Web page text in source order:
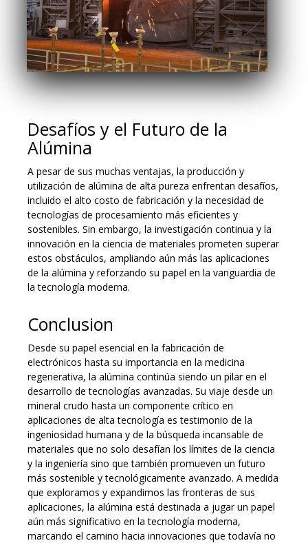
Desafíos y el Futuro de la
Alúmina
A pesar de sus muchas ventajas, la producción y
utilización de alúmina de alta pureza enfrentan desafíos,
incluido el alto costo de fabricación y la necesidad de
tecnologías de procesamiento más eficientes y
sostenibles. Sin embargo, la investigación continua y la
innovación en la ciencia de materiales prometen superar
estos obstáculos, ampliando aún más las aplicaciones
de la alúmina y reforzando su papel en la vanguardia de
la tecnología moderna.
Conclusion
Desde su papel esencial en la fabricación de
electrónicos hasta su importancia en la medicina
regenerativa, la alúmina continúa siendo un pilar en el
desarrollo de tecnologías avanzadas. Su viaje desde un
mineral crudo hasta un componente crítico en
aplicaciones de alta tecnología es testimonio de la
ingeniosidad humana y de la búsqueda incansable de
materiales que no solo desafían los límites de la ciencia
y la ingeniería sino que también promueven un futuro
más sostenible y tecnológicamente avanzado. A medida
que exploramos y expandimos las fronteras de sus
aplicaciones, la alúmina está destinada a jugar un papel
aún más significativo en la tecnología moderna,
marcando el camino hacia innovaciones que todavía no